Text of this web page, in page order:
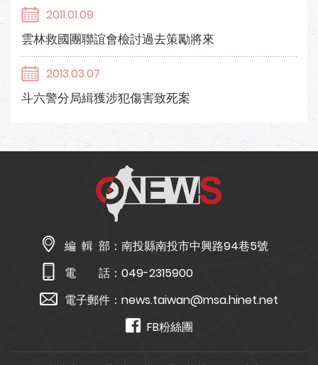
2011.01.09
雲林救國團聯誼會檢討過去策勵將來
2013.03.07
斗六警分局緝獲涉犯傷害致死案
編 輯 部： 南投縣南投市中興路94巷5號
電 話： 049-2315900
電子郵件： news.taiwan@msa.hinet.net
FB粉絲團